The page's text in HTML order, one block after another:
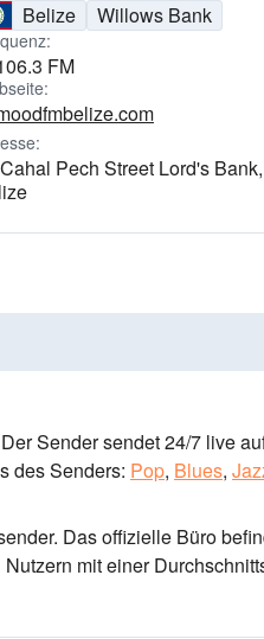
Belize Willows Bank
FM
Pech Street Lord's
Sender sendet 24/7 live
des Senders: Pop, Blues,
. Das offizielle Büro
mit einer